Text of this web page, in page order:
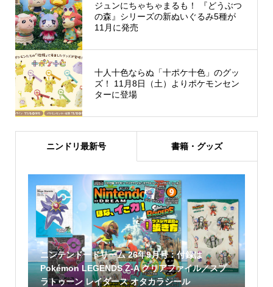
ジュンにちゃちゃまるも！ 『どうぶつ
の森』シリーズの新ぬいぐるみ5種が
11月に発売
十人十色ならぬ「十ポケ十色」のグッ
ズ！ 11月8日（土）よりポケモンセン
ターに登場
ニンドリ最新号 書籍・グッズ
ニンテンドードリーム 26年9月号：付録は
Pokémon LEGENDS Z-A クリアファイル／スプ
ラトゥーン レイダース オタカラシール